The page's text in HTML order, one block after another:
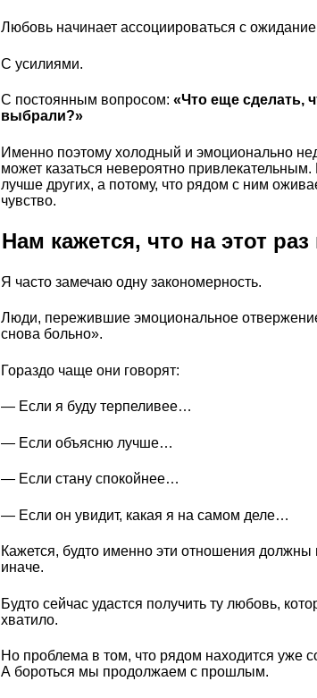
Любовь начинает ассоциироваться с
С усилиями.
С постоянным вопросом: «Что еще сделать,
выбрали?»
Именно поэтому холодный и эмоционально
может казаться невероятно привлекательным.
лучше других, а потому, что рядом с ним
чувство.
Нам кажется, что на этот раз
Я часто замечаю одну закономерность.
Люди, пережившие эмоциональное
снова больно».
Гораздо чаще они говорят:
— Если я буду терпеливее…
— Если объясню лучше…
— Если стану спокойнее…
— Если он увидит, какая я на самом деле…
Кажется, будто именно эти отношения должны
иначе.
Будто сейчас удастся получить ту любовь,
хватило.
Но проблема в том, что рядом находится уже
А бороться мы продолжаем с прошлым.